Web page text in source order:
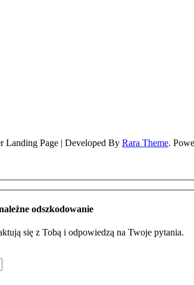
Landing Page | Developed By Rara Theme.
odszkodowanie
się z Tobą i odpowiedzą na Twoje pytania.